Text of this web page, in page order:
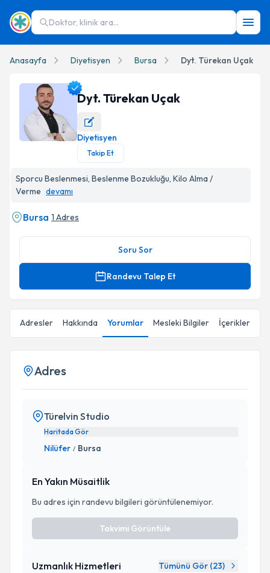
Doktor, klinik ara...
Anasayfa Diyetisyen Bursa Dyt. Türekan Uçak
Dyt. Türekan Uçak Profil Fotoğrafı
Dyt. Türekan Uçak
Diyetisyen
Takip Et
Sporcu Beslenmesi, Beslenme Bozukluğu, Kilo Alma /
Verme devamı
Bursa 1 Adres
Soru Sor
Randevu Talep Et
Adresler Hakkında Yorumlar Mesleki Bilgiler İçerikler
Adres
Türelvin Studio
Haritada Gör
Nilüfer / Bursa
En Yakın Müsaitlik
Bu adres için randevu bilgileri görüntülenemiyor.
Takvimi Görüntüle
Uzmanlık Hizmetleri Tümünü Gör (23)